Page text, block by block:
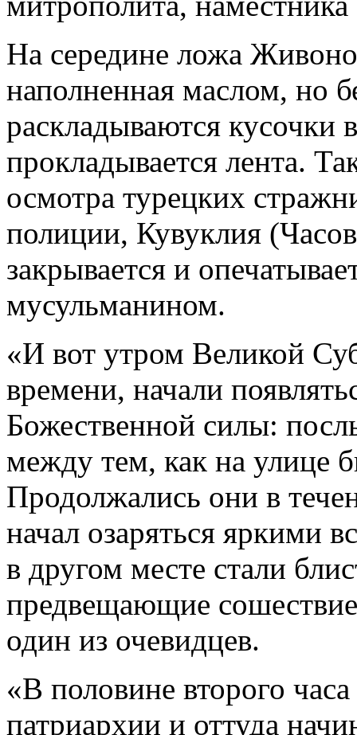
На середине ложа
наполненная маслом, но
раскладываются
прокладывается лента.
осмотра турецких
полиции, Кувуклия
закрывается и
мусульманином.
«И вот утром Великой
времени, начали
Божественной силы:
между тем, как на улице
Продолжались они в
начал озаряться яркими
в другом месте стали
предвещающие
один из очевидцев.
«В половине второго часа
патриархии и оттуда